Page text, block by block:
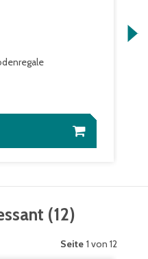
(12)
Seite 1 von 12